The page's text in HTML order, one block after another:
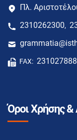
Πλ.
2310262300,
FAX:
Όροι Χρήσης